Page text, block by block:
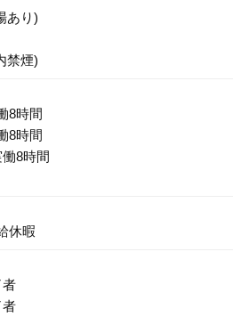
あり)
禁煙)
8時間
8時間
8時間
休暇
者
者